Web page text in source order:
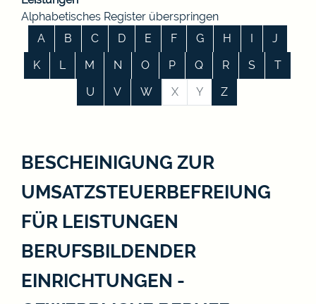
Alphabetisches Register überspringen
A
B C D E F G H I
J
K
L M N O P Q R S
T
U
V W X Y Z
BESCHEINIGUNG ZUR
UMSATZSTEUERBEFREIUNG
FÜR LEISTUNGEN
BERUFSBILDENDER
EINRICHTUNGEN -